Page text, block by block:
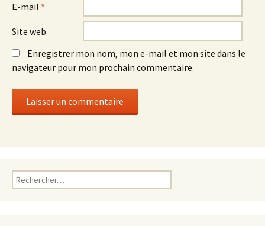
E-mail *
Site web
Enregistrer mon nom, mon e-mail et mon site dans le
navigateur pour mon prochain commentaire.
Rechercher :